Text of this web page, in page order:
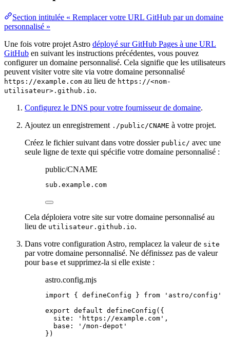
Section intitulée « Remplacer votre URL GitHub par un domaine
personnalisé »
Une fois votre projet Astro déployé sur GitHub Pages à une URL
GitHub en suivant les instructions précédentes, vous pouvez
configurer un domaine personnalisé. Cela signifie que les utilisateurs
peuvent visiter votre site via votre domaine personnalisé
https://example.com au lieu de https://<nom-
utilisateur>.github.io.
Configurez le DNS pour votre fournisseur de domaine.
Ajoutez un enregistrement ./public/CNAME à votre projet.
Créez le fichier suivant dans votre dossier public/ avec une
seule ligne de texte qui spécifie votre domaine personnalisé :
public/CNAME
sub . example . com
Cela déploiera votre site sur votre domaine personnalisé au
lieu de utilisateur.github.io.
Dans votre configuration Astro, remplacez la valeur de site
par votre domaine personnalisé. Ne définissez pas de valeur
pour base et supprimez-la si elle existe :
astro.config.mjs
import { defineConfig } from ' astro/config '
export default defineConfig ({
site:
' https://example.com ' ,
base:
' /mon-depot '
})